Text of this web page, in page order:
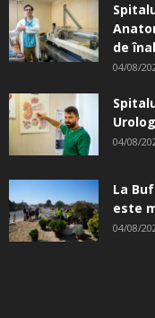
de
04/08/
04/08/
La
este
04/08/